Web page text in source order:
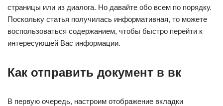
страницы или из диалога. Но давайте обо всем по порядку.
Поскольку статья получилась информативная, то можете
воспользоваться содержанием, чтобы быстро перейти к
интересующей Вас информации.
Как отправить документ в вк
В первую очередь, настроим отображение вкладки